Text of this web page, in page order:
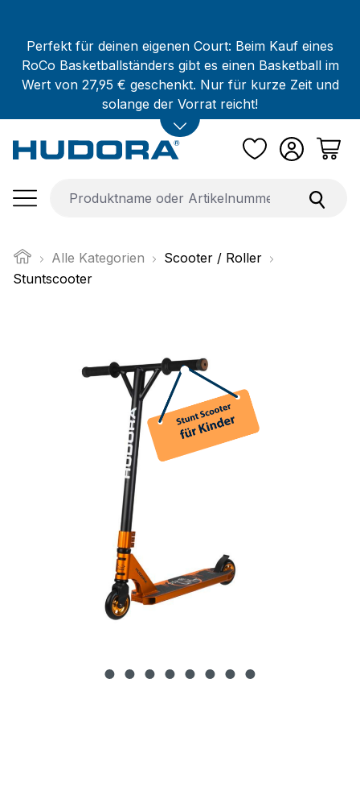
Perfekt für deinen eigenen Court: Beim Kauf eines
RoCo Basketballständers gibt es einen Basketball im
Wert von 27,95 € geschenkt. Nur für kurze Zeit und
solange der Vorrat reicht!
Alle Kategorien
Scooter / Roller
Stuntscooter